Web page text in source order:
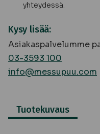
yhteydessä.
Kysy lisää:
Asiakaspalvelumme
03-3593 100
info@messupuu.com
Tuotekuvaus